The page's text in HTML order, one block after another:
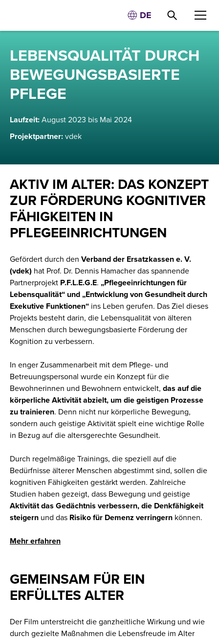
DE
LEBENSQUALITÄT DURCH
BEWEGUNGSBASIERTE
PFLEGE
Laufzeit: August 2023 bis Mai 2024
Projektpartner: vdek
AKTIV IM ALTER: DAS KONZEPT
ZUR FÖRDERUNG KOGNITIVER
FÄHIGKEITEN IN
PFLEGEEINRICHTUNGEN
Gefördert durch den Verband der Ersatzkassen e. V.
(vdek) hat Prof. Dr. Dennis Hamacher das spannende
Partnerprojekt P.F.L.E.G.E. „Pflegeeinrichtungen für
Lebensqualität“ und „Entwicklung von Gesundheit durch
Exekutive Funktionen“ ins Leben gerufen. Das Ziel dieses
Projekts besteht darin, die Lebensqualität von älteren
Menschen durch bewegungsbasierte Förderung der
Kognition zu verbessern.
In enger Zusammenarbeit mit dem Pflege- und
Betreuungspersonal wurde ein Konzept für die
Bewohnerinnen und Bewohnern entwickelt, das auf die
körperliche Aktivität abzielt, um die geistigen Prozesse
zu trainieren. Denn nicht nur körperliche Bewegung,
sondern auch geistige Aktivität spielt eine wichtige Rolle
in Bezug auf die altersgerechte Gesundheit.
Durch regelmäßige Trainings, die speziell auf die
Bedürfnisse älterer Menschen abgestimmt sind, sollen die
kognitiven Fähigkeiten gestärkt werden. Zahlreiche
Studien haben gezeigt, dass Bewegung und geistige
Aktivität das Gedächtnis verbessern, die Denkfähigkeit
steigern und das Risiko für Demenz verringern können.
Mehr erfahren
GEMEINSAM FÜR EIN
ERFÜLLTES ALTER
Der Film unterstreicht die ganzheitliche Wirkung und wie
durch gezielte Maßnahmen die Lebensfreude im Alter